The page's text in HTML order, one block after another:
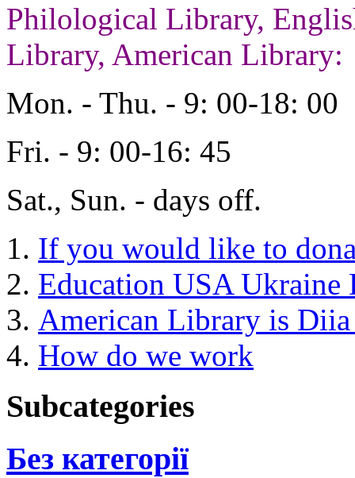
Philological Library,
Library, American Library:
Mon. - Thu. - 9: 00-18: 00
Fri. - 9: 00-16: 45
Sat., Sun. - days off.
If you would like to
Education USA Ukraine
American Library is Diia
How do we work
Subcategories
Без категорії